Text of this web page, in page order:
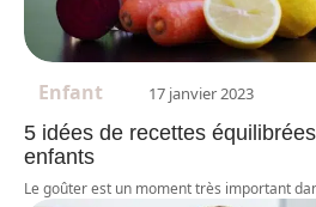
Enfant 17 janvier 2023
5 idées de recettes
enfants
Le goûter est un moment très important